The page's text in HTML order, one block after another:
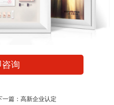
咨询
一篇：高新企业认定